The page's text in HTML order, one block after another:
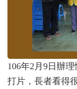
106年2月9日辦
打片，長者看得